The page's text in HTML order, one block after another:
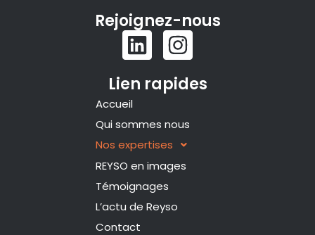
Rejoignez-nous
L
i
n
e
d
i
n
I
n
s
a
g
r
m
Lien rapides
Accueil
Qui sommes nous
Nos expertises
REYSO en images
Témoignages
L’actu de Reyso
Contact